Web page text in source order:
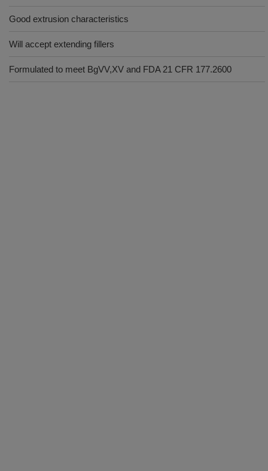
Good extrusion characteristics
Will accept extending fillers
Formulated to meet BgVV,XV and FDA 21 CFR 177.2600